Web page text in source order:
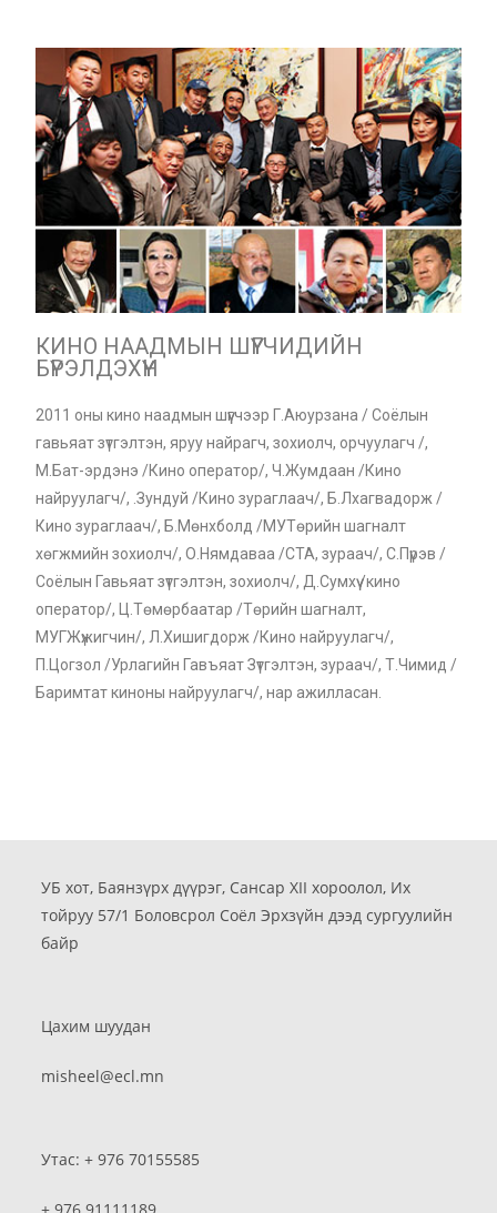
КИНО НААДМЫН ШҮҮГЧИДИЙН
БҮРЭЛДЭХҮҮН
2011 оны кино наадмын шүүгчээр Г.Аюурзана / Соёлын
гавьяат зүтгэлтэн, яруу найрагч, зохиолч, орчуулагч /,
М.Бат-эрдэнэ /Кино оператор/, Ч.Жумдаан /Кино
найруулагч/, .Зундуй /Кино зураглаач/, Б.Лхагвадорж /
Кино зураглаач/, Б.Мөнхболд /МУТөрийн шагналт
хөгжмийн зохиолч/, О.Нямдаваа /СТА, зураач/, С.Пүрэв /
Соёлын Гавьяат зүтгэлтэн, зохиолч/, Д.Сумхүү /кино
оператор/, Ц.Төмөрбаатар /Төрийн шагналт,
МУГЖүжигчин/, Л.Хишигдорж /Кино найруулагч/,
П.Цогзол /Урлагийн Гавъяат Зүтгэлтэн, зураач/, Т.Чимид /
Баримтат киноны найруулагч/, нар ажилласан.
УБ хот, Баянзүрх дүүрэг, Сансар XII хороолол, Их
тойруу 57/1 Боловсрол Соёл Эрхзүйн дээд сургуулийн
байр
Цахим шуудан
misheel@ecl.mn
Утас: + 976 70155585